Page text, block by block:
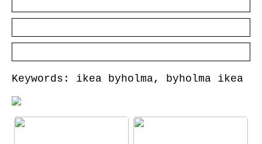
Keywords: ikea byholma, byholma ikea